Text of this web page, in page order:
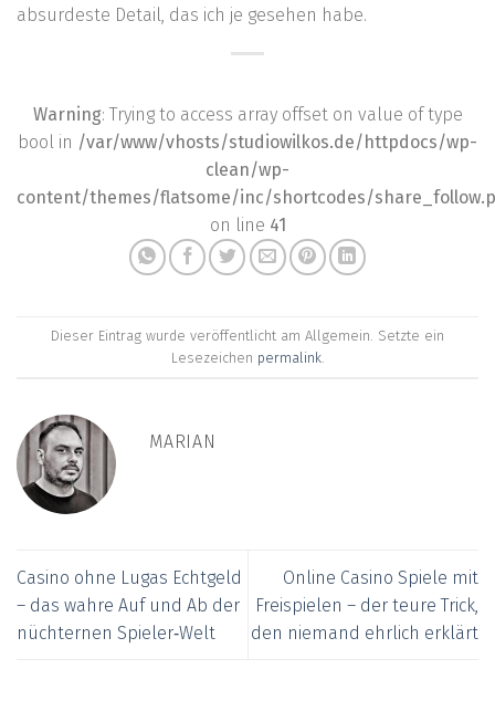
absurdeste Detail, das ich je gesehen habe.
Warning: Trying to access array offset on value of type
bool in /var/www/vhosts/studiowilkos.de/httpdocs/wp-
clean/wp-
content/themes/flatsome/inc/shortcodes/
on line 41
Dieser Eintrag wurde veröffentlicht am Allgemein. Setzte ein
Lesezeichen permalink.
MARIAN
Casino ohne Lugas Echtgeld
– das wahre Auf und Ab der
nüchternen Spieler‑Welt
Online Casino Spiele mit
Freispielen – der teure Trick,
den niemand ehrlich erklärt